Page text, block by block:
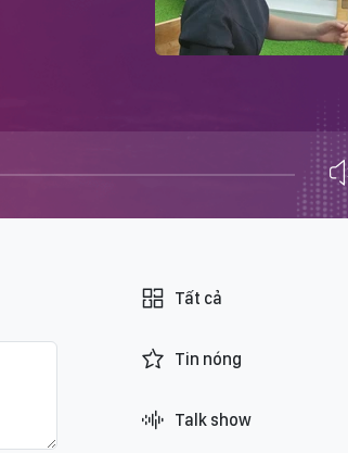
Tất cả
Tin nóng
Talk show